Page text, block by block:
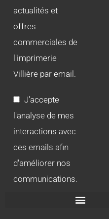
actualités et
offres
commerciales de
l'imprimerie
Villière par email.
J'accepte
l'analyse de mes
interactions avec
ces emails afin
d'améliorer nos
communications.